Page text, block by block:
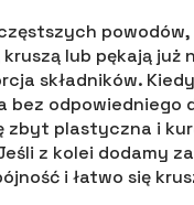
kruszą lub pękają już
składników.
bez odpowiedniego
zbyt plastyczna i
z kolei dodamy
i łatwo się